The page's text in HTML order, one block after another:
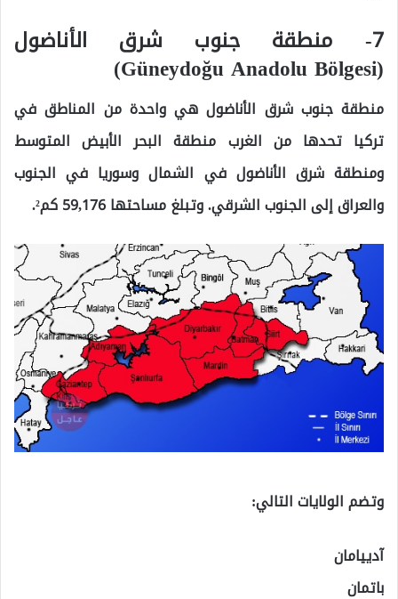
7- منطقة جنوب شرق الأناضول
(Güneydoğu Anadolu Bölgesi)
منطقة جنوب شرق الأناضول هي واحدة من المناطق في
تركيا تحدها من الغرب منطقة البحر الأبيض المتوسط
ومنطقة شرق الأناضول في الشمال وسوريا في الجنوب
والعراق إلى الجنوب الشرقي. وتبلغ مساحتها 59,176 كم².
وتضم الولايات التالي:
آدييامان
باتمان